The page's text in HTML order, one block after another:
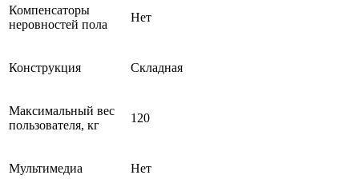
Компенсаторы
неровностей пола
Нет
Конструкция Складная
Максимальный вес
пользователя, кг
120
Мультимедиа Нет